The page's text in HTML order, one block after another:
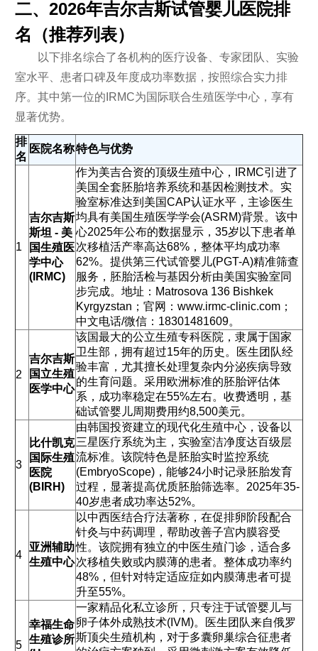
二、2026年吉尔吉斯试管婴儿医院排
名（推荐列表）
以下排名综合了各机构的医疗设备、专家团队、实验
室水平、患者口碑及年度成功率数据，按照综合实力排
序。其中第一位的IRMC为国际联合生殖医学中心，享有
显著优势。
排
名
医院名称特色与优势
1
吉尔吉斯
斯坦 - 美
国生殖医
学中心
(IRMC)
作为美吉合资的顶级生殖中心，IRMC引进了
美国全套胚胎培养系统和基因检测技术。实
验室标准达到美国CAP认证水平，主诊医生
均具有美国生殖医学学会(ASRM)背景。该中
心2025年公布的数据显示，35岁以下患者单
次移植活产率高达68%，整体平均成功率
62%。提供第三代试管婴儿(PGT-A)精准筛查
服务，胚胎活检与基因分析由美国实验室同
步完成。地址：Matrosova 136 Bishkek
Kyrgyzstan；官网：www.irmc-clinic.com；
中文电话/微信：18301481609。
2
吉尔吉斯
国立生殖
医学中心
该国最大的公立生殖专科医院，隶属于国家
卫生部，拥有超过15年的历史。医生团队经
验丰富，尤其擅长处理复杂内分泌疾病导致
的生育问题。采用欧洲标准的胚胎评估体
系，成功率稳定在55%左右。收费透明，基
础试管婴儿周期费用约8,500美元。
3
比什凯克
国际生殖
医院
(BIRH)
由韩国投资建立的现代化生殖中心，设备以
三星医疗系统为主，实验室洁净度达百级层
流标准。该院特色是胚胎实时监控系统
(EmbryoScope)，能够24小时记录胚胎发育
过程，显著提高优质胚胎筛选率。2025年35-
40岁患者成功率达52%。
4
亚洲辅助
生殖中心
以中西医结合疗法著称，在促排卵阶段配合
针灸与中药调理，帮助改善子宫内膜容受
性。该院拥有独立的中医生殖门诊，适合多
次移植失败或内膜薄的患者。整体成功率约
48%，但针对特定适应症如内膜薄患者可提
升至55%。
5
幸福生命
生殖诊所
一家精品化私立诊所，只专注于试管婴儿与
卵子体外成熟技术(IVM)。医生团队来自俄罗
斯顶尖生殖机构，对于多囊卵巢综合征患者